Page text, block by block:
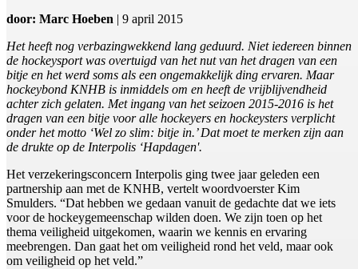
door: Marc Hoeben | 9 april 2015
Het heeft nog verbazingwekkend lang geduurd. Niet iedereen binnen
de hockeysport was overtuigd van het nut van het dragen van een
bitje en het werd soms als een ongemakkelijk ding ervaren. Maar
hockeybond KNHB is inmiddels om en heeft de vrijblijvendheid
achter zich gelaten. Met ingang van het seizoen 2015-2016 is het
dragen van een bitje voor alle hockeyers en hockeysters verplicht
onder het motto ‘Wel zo slim: bitje in.’ Dat moet te merken zijn aan
de drukte op de Interpolis ‘Hapdagen'.
Het verzekeringsconcern Interpolis ging twee jaar geleden een
partnership aan met de KNHB, vertelt woordvoerster Kim
Smulders. “Dat hebben we gedaan vanuit de gedachte dat we iets
voor de hockeygemeenschap wilden doen. We zijn toen op het
thema veiligheid uitgekomen, waarin we kennis en ervaring
meebrengen. Dan gaat het om veiligheid rond het veld, maar ook
om veiligheid op het veld.”